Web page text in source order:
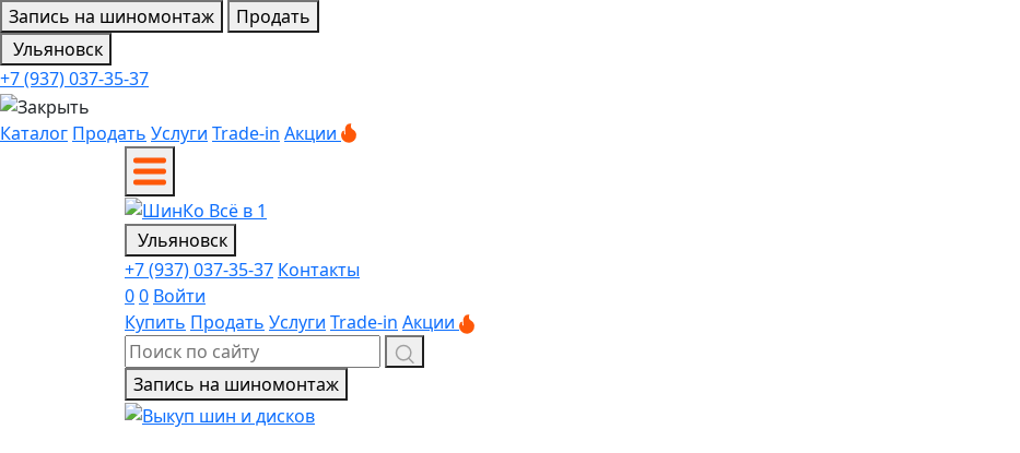
Запись на шиномонтаж
Продать
Ульяновск
+7 (937) 037-35-37
Каталог Продать Услуги Trade-in Акции
Ульяновск
+7 (937) 037-35-37 Контакты
00 Войти
Купить Продать Услуги Trade-in Акции
Запись на шиномонтаж